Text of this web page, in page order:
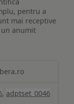
pentru a
mai receptive
anumit
, adptset_0046